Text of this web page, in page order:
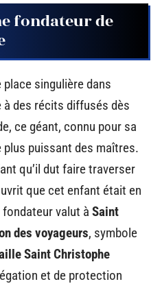
fondateur de
singulière dans
à des récits diffusés dès
ce géant, connu pour sa
puissant des maîtres.
qu’il dut faire traverser
que cet enfant était en
valut à Saint
des voyageurs, symbole
Saint Christophe
et de protection